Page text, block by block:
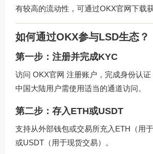
有较高的流动性，可通过OKX官网下载
如何通过OKX参与LSD生态？
第一步：注册并完成KYC
访问 OKX官网 注册账户，完成身份认
中国大陆用户需使用适当的通道访问。
第二步：存入ETH或USDT
支持从外部钱包或交易所充入ETH（用于
或USDT（用于现货交易）。